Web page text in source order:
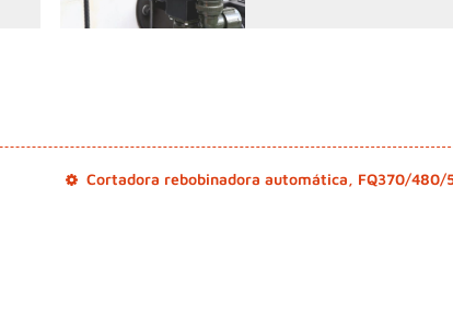
Cortadora rebobinadora automática, FQ370/480/